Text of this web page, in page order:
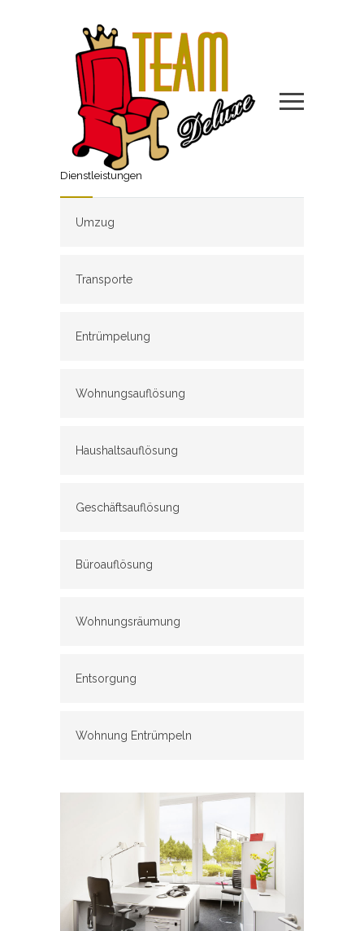
Dienstleistungen
Umzug
Transporte
Entrümpelung
Wohnungsauflösung
Haushaltsauflösung
Geschäftsauflösung
Büroauflösung
Wohnungsräumung
Entsorgung
Wohnung Entrümpeln